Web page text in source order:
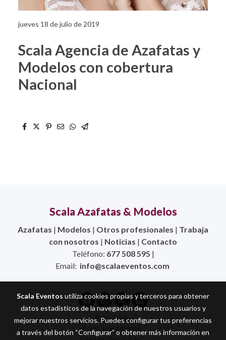
jueves 18 de julio de 2019
Scala Agencia de Azafatas y
Modelos con cobertura
Nacional
Scala Azafatas & Modelos
Azafatas | Modelos | Otros profesionales | Trabaja
con nosotros | Noticias | Contacto
Teléfono: 677 508 595 |
Email: info@scalaeventos.com
Aviso legal
Política de cookies
Scala Eventos utiliza cookies propias y terceros para obtener
datos estadísticos de la navegación de nuestros usuarios y
mejorar nuestros servicios. Puedes configurar tus preferencias
a través del botón “Configurar” o obtener más información en